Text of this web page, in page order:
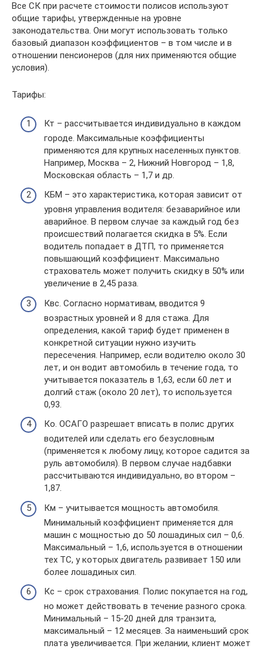
Все СК при расчете стоимости полисов используют
общие тарифы, утвержденные на уровне
законодательства. Они могут использовать только
базовый диапазон коэффициентов – в том числе и в
отношении пенсионеров (для них применяются общие
условия).
Тарифы:
Кт – рассчитывается индивидуально в каждом
городе. Максимальные коэффициенты
применяются для крупных населенных пунктов.
Например, Москва – 2, Нижний Новгород – 1,8,
Московская область – 1,7 и др.
КБМ – это характеристика, которая зависит от
уровня управления водителя: безаварийное или
аварийное. В первом случае за каждый год без
происшествий полагается скидка в 5%. Если
водитель попадает в ДТП, то применяется
повышающий коэффициент. Максимально
страхователь может получить скидку в 50% или
увеличение в 2,45 раза.
Квс. Согласно нормативам, вводится 9
возрастных уровней и 8 для стажа. Для
определения, какой тариф будет применен в
конкретной ситуации нужно изучить
пересечения. Например, если водителю около 30
лет, и он водит автомобиль в течение года, то
учитывается показатель в 1,63, если 60 лет и
долгий стаж (около 20 лет), то используется
0,93.
Ко. ОСАГО разрешает вписать в полис других
водителей или сделать его безусловным
(применяется к любому лицу, которое садится за
руль автомобиля). В первом случае надбавки
рассчитываются индивидуально, во втором –
1,87.
Км – учитывается мощность автомобиля.
Минимальный коэффициент применяется для
машин с мощностью до 50 лошадиных сил – 0,6.
Максимальный – 1,6, используется в отношении
тех ТС, у которых двигатель развивает 150 или
более лошадиных сил.
Кс – срок страхования. Полис покупается на год,
но может действовать в течение разного срока.
Минимальный – 15-20 дней для транзита,
максимальный – 12 месяцев. За наименьший срок
плата увеличивается. При желании, клиент может